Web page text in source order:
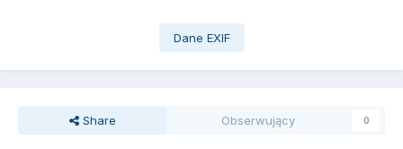
Dane EXIF
Share Obserwujący 0